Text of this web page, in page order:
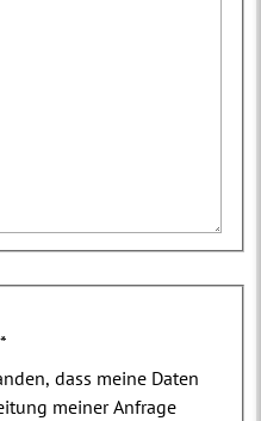
*
dass meine Daten
meiner Anfrage